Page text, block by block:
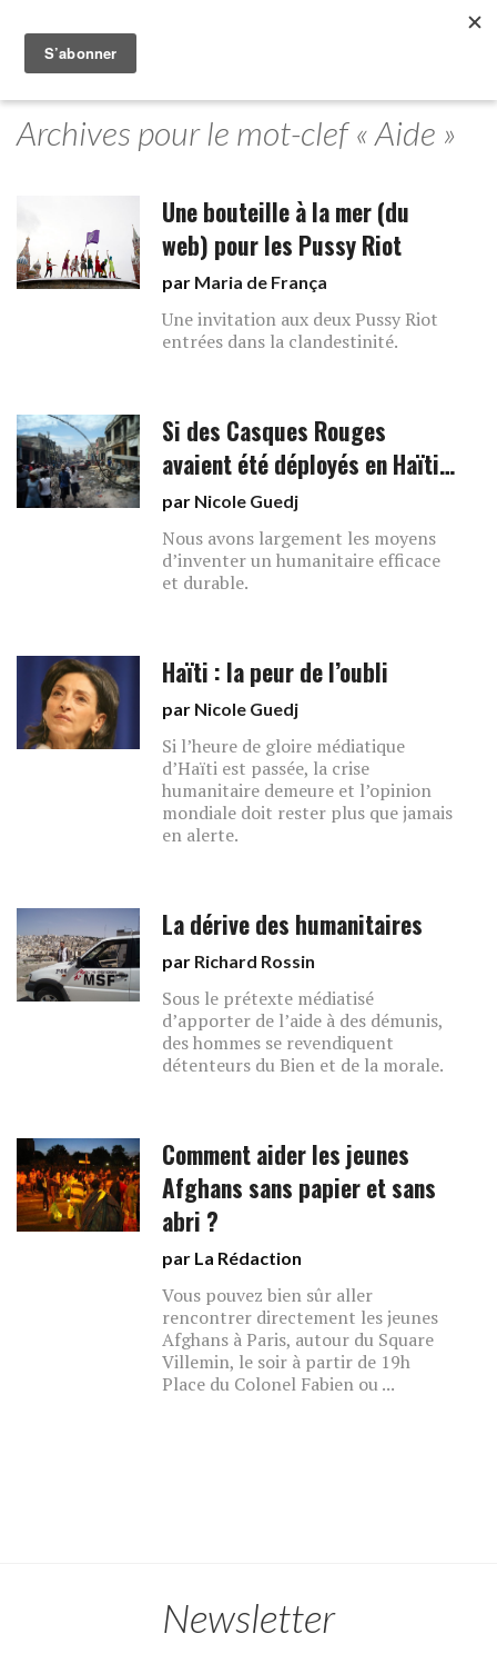
Archives pour le mot-clef « Aide »
Une bouteille à la mer (du
web) pour les Pussy Riot
par Maria de França
Une invitation aux deux Pussy Riot
entrées dans la clandestinité.
Si des Casques Rouges
avaient été déployés en Haïti…
par Nicole Guedj
Nous avons largement les moyens
d’inventer un humanitaire efficace
et durable.
Haïti : la peur de l’oubli
par Nicole Guedj
Si l’heure de gloire médiatique
d’Haïti est passée, la crise
humanitaire demeure et l’opinion
mondiale doit rester plus que jamais
en alerte.
La dérive des humanitaires
par Richard Rossin
Sous le prétexte médiatisé
d’apporter de l’aide à des démunis,
des hommes se revendiquent
détenteurs du Bien et de la morale.
Comment aider les jeunes
Afghans sans papier et sans
abri ?
par La Rédaction
Vous pouvez bien sûr aller
rencontrer directement les jeunes
Afghans à Paris, autour du Square
Villemin, le soir à partir de 19h
Place du Colonel Fabien ou ...
Newsletter